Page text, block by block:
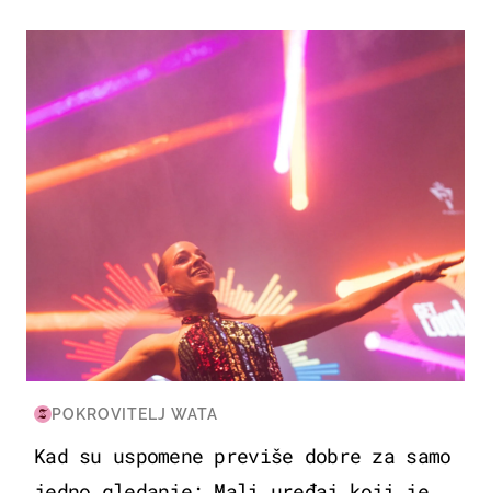
KULTURA & ZABAVA
POKROVITELJ WATA
Kad su uspomene previše dobre za samo